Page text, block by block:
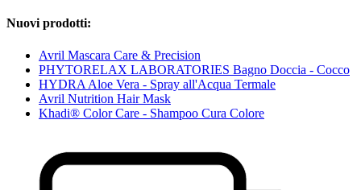
Nuovi prodotti:
Avril Mascara Care & Precision
PHYTORELAX LABORATORIES Bagno Doccia - Cocco
HYDRA Aloe Vera - Spray all'Acqua Termale
Avril Nutrition Hair Mask
Khadi® Color Care - Shampoo Cura Colore